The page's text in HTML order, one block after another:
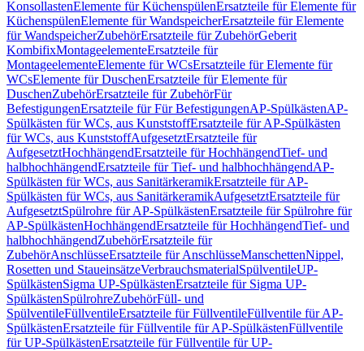
KonsollastenElemente für KüchenspülenErsatzteile für Elemente für
KüchenspülenElemente für WandspeicherErsatzteile für Elemente
für WandspeicherZubehörErsatzteile für ZubehörGeberit
KombifixMontageelementeErsatzteile für
MontageelementeElemente für WCsErsatzteile für Elemente für
WCsElemente für DuschenErsatzteile für Elemente für
DuschenZubehörErsatzteile für ZubehörFür
BefestigungenErsatzteile für Für BefestigungenAP-SpülkästenAP-
Spülkästen für WCs, aus KunststoffErsatzteile für AP-Spülkästen
für WCs, aus KunststoffAufgesetztErsatzteile für
AufgesetztHochhängendErsatzteile für HochhängendTief- und
halbhochhängendErsatzteile für Tief- und halbhochhängendAP-
Spülkästen für WCs, aus SanitärkeramikErsatzteile für AP-
Spülkästen für WCs, aus SanitärkeramikAufgesetztErsatzteile für
AufgesetztSpülrohre für AP-SpülkästenErsatzteile für Spülrohre für
AP-SpülkästenHochhängendErsatzteile für HochhängendTief- und
halbhochhängendZubehörErsatzteile für
ZubehörAnschlüsseErsatzteile für AnschlüsseManschettenNippel,
Rosetten und StaueinsätzeVerbrauchsmaterialSpülventileUP-
SpülkästenSigma UP-SpülkästenErsatzteile für Sigma UP-
SpülkästenSpülrohreZubehörFüll- und
SpülventileFüllventileErsatzteile für FüllventileFüllventile für AP-
SpülkästenErsatzteile für Füllventile für AP-SpülkästenFüllventile
für UP-SpülkästenErsatzteile für Füllventile für UP-